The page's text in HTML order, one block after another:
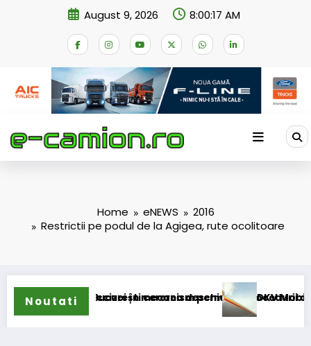
August 9, 2026 8:00:17 AM
Home eNEWS
2016
Restrictii pe podul de la Agigea, rute ocolitoare
Noutati
în mecanism permanent
cererea deschiderii procedurii de insolvență
DKV Mobility și Shell își